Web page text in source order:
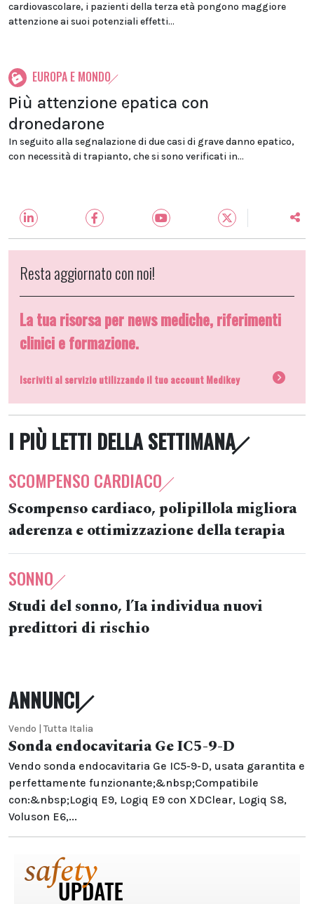
cardiovascolare, i pazienti della terza età pongono maggiore
attenzione ai suoi potenziali effetti...
EUROPA E MONDO
Più attenzione epatica con
dronedarone
In seguito alla segnalazione di due casi di grave danno epatico,
con necessità di trapianto, che si sono verificati in...
Resta aggiornato con noi!
La tua risorsa per news mediche, riferimenti
clinici e formazione.
Iscriviti al servizio utilizzando il tuo account Medikey
I PIÙ LETTI DELLA SETTIMANA
SCOMPENSO CARDIACO
Scompenso cardiaco, polipillola migliora
aderenza e ottimizzazione della terapia
SONNO
Studi del sonno, l’Ia individua nuovi
predittori di rischio
ANNUNCI
Vendo | Tutta Italia
Sonda endocavitaria Ge IC5-9-D
Vendo sonda endocavitaria Ge IC5-9-D, usata garantita e
perfettamente funzionante;&nbsp;Compatibile
con:&nbsp;Logiq E9, Logiq E9 con XDClear, Logiq S8,
Voluson E6,...